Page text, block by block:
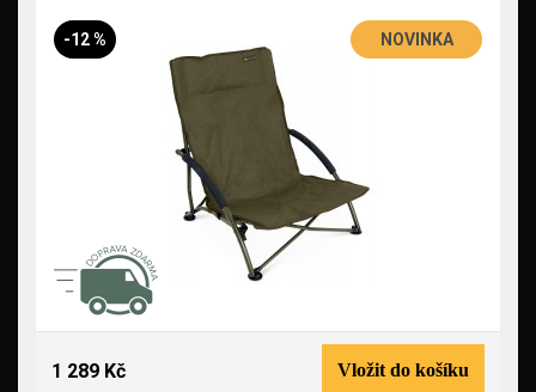
-12 % NOVINKA
1 289 Kč Vložit do košíku